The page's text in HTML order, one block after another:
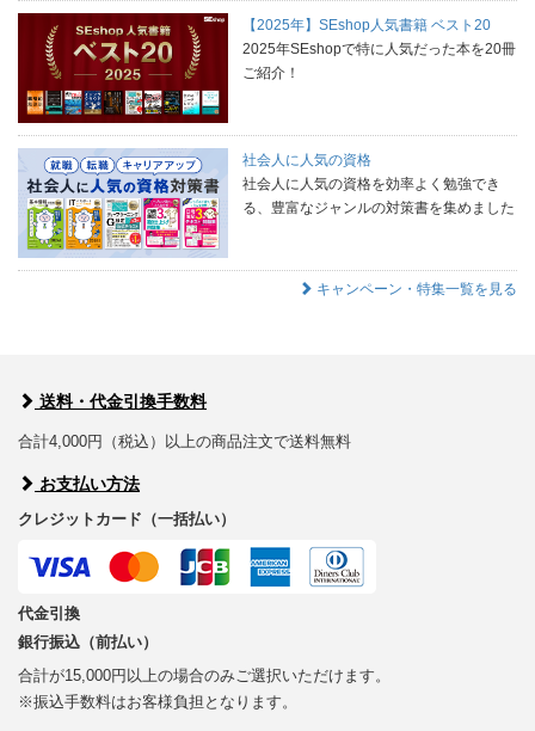
【2025年】SEshop人気書籍 ベスト20
2025年SEshopで特に人気だった本を20冊
ご紹介！
社会人に人気の資格
社会人に人気の資格を効率よく勉強でき
る、豊富なジャンルの対策書を集めました
キャンペーン・特集一覧を見る
送料・代金引換手数料
合計4,000円（税込）以上の商品注文で送料無料
お支払い方法
クレジットカード（一括払い）
代金引換
銀行振込（前払い）
合計が15,000円以上の場合のみご選択いただけます。
※振込手数料はお客様負担となります。